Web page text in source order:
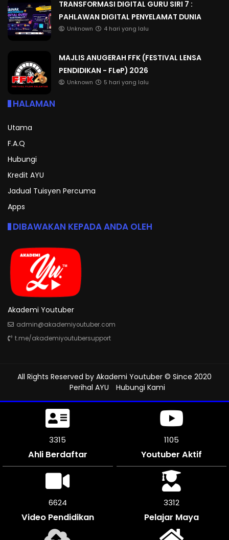
TRANSFORMASI DIGITAL GURU SIRI 7 :
PAHLAWAN DIGITAL PENYELAMAT DUNIA
Unknown 4 hari yang lalu
MAJLIS ANUGERAH FFK (FESTIVAL LENSA
PENDIDIKAN - FLeP) 2026
Unknown 5 hari yang lalu
HALAMAN
Utama
F.A.Q
Hubungi
Kredit AYU
Jadual Tuisyen Percuma
Apps
DIBAWAKAN KEPADA ANDA OLEH
Akademi Youtuber
admin@akademiyoutuber.com
t.me/akademiyoutubersupport
All Rights Reserved by Akademi Youtuber © Since 2020
Perihal AYU
Hubungi Kami
3714
Ahli Berdaftar
1238
Youtuber Aktif
7428
Video Pendidikan
3714
Pelajar Maya